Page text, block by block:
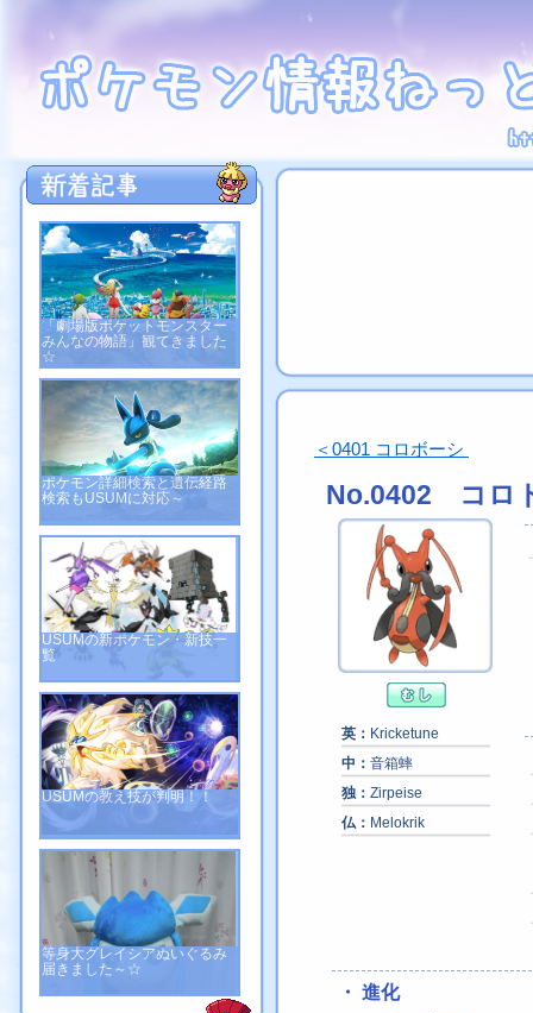
「劇場版ポケットモンスター
みんなの物語」観てきました
☆
ポケモン詳細検索と遺伝経路
検索もUSUMに対応～
USUMの新ポケモン・新技一
覧
USUMの教え技が判明！！
等身大グレイシアぬいぐるみ
届きました～☆
＜0401 コロボーシ
No.0402 コロ
英： Kricketune
中： 音箱蟀
独： Zirpeise
仏： Melokrik
・ 進化